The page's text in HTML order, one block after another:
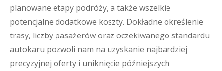
planowane etapy podróży, a także wszelkie
potencjalne dodatkowe koszty. Dokładne określenie
trasy, liczby pasażerów oraz oczekiwanego standardu
autokaru pozwoli nam na uzyskanie najbardziej
precyzyjnej oferty i uniknięcie późniejszych